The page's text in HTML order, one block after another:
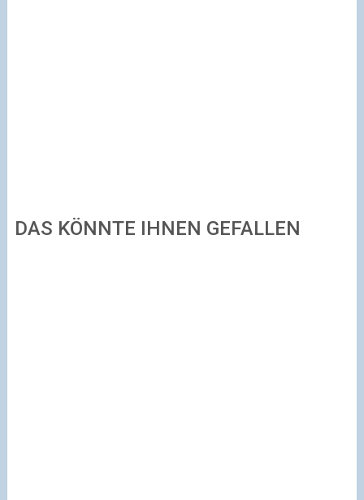
DAS KÖNNTE IHNEN GEFALLEN